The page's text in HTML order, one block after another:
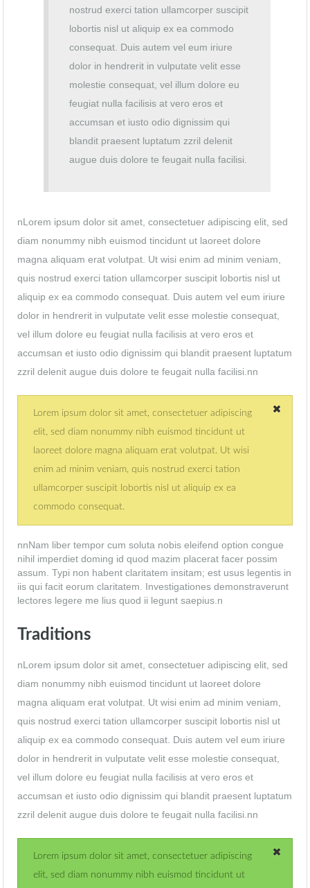
nostrud exerci tation ullamcorper suscipit
lobortis nisl ut aliquip ex ea commodo
consequat. Duis autem vel eum iriure
dolor in hendrerit in vulputate velit esse
molestie consequat, vel illum dolore eu
feugiat nulla facilisis at vero eros et
accumsan et iusto odio dignissim qui
blandit praesent luptatum zzril delenit
augue duis dolore te feugait nulla facilisi.
nLorem ipsum dolor sit amet, consectetuer adipiscing elit, sed
diam nonummy nibh euismod tincidunt ut laoreet dolore
magna aliquam erat volutpat. Ut wisi enim ad minim veniam,
quis nostrud exerci tation ullamcorper suscipit lobortis nisl ut
aliquip ex ea commodo consequat. Duis autem vel eum iriure
dolor in hendrerit in vulputate velit esse molestie consequat,
vel illum dolore eu feugiat nulla facilisis at vero eros et
accumsan et iusto odio dignissim qui blandit praesent luptatum
zzril delenit augue duis dolore te feugait nulla facilisi.nn
Lorem ipsum dolor sit amet, consectetuer adipiscing
elit, sed diam nonummy nibh euismod tincidunt ut
laoreet dolore magna aliquam erat volutpat. Ut wisi
enim ad minim veniam, quis nostrud exerci tation
ullamcorper suscipit lobortis nisl ut aliquip ex ea
commodo consequat.
nnNam liber tempor cum soluta nobis eleifend option congue
nihil imperdiet doming id quod mazim placerat facer possim
assum. Typi non habent claritatem insitam; est usus legentis in
iis qui facit eorum claritatem. Investigationes demonstraverunt
lectores legere me lius quod ii legunt saepius.n
Traditions
nLorem ipsum dolor sit amet, consectetuer adipiscing elit, sed
diam nonummy nibh euismod tincidunt ut laoreet dolore
magna aliquam erat volutpat. Ut wisi enim ad minim veniam,
quis nostrud exerci tation ullamcorper suscipit lobortis nisl ut
aliquip ex ea commodo consequat. Duis autem vel eum iriure
dolor in hendrerit in vulputate velit esse molestie consequat,
vel illum dolore eu feugiat nulla facilisis at vero eros et
accumsan et iusto odio dignissim qui blandit praesent luptatum
zzril delenit augue duis dolore te feugait nulla facilisi.nn
Lorem ipsum dolor sit amet, consectetuer adipiscing
elit, sed diam nonummy nibh euismod tincidunt ut